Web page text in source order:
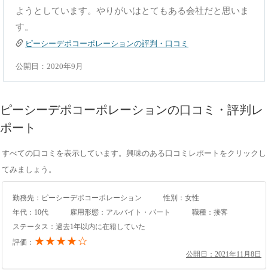
ようとしています。やりがいはとてもある会社だと思いま
す。
ピーシーデポコーポレーションの評判・口コミ
公開日：2020年9月
ピーシーデポコーポレーションの口コミ・評判レ
ポート
すべての口コミを表示しています。興味のある口コミレポートをクリックし
てみましょう。
勤務先：ピーシーデポコーポレーション
性別：女性
年代：10代
雇用形態：アルバイト・パート
職種：接客
ステータス：過去1年以内に在籍していた
評価： ★★★★☆
公開日：2021年11月8日